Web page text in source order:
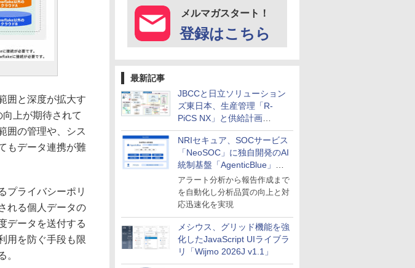
メルマガスタート！
登録はこちら
最新記事
JBCCと日立ソリューション
ズ東日本、生産管理「R-
PiCS NX」と供給計画
「scSQUARE ISP」の連携サ
ービスを提供開始
NRIセキュア、SOCサービス
「NeoSOC」に独自開発のAI
統制基盤「AgenticBlue」を
導入
アラート分析から報告作成まで
を自動化し分析品質の向上と対
応迅速化を実現
メシウス、グリッド機能を強
化したJavaScript UIライブラ
リ「Wijmo 2026J v1.1」
囲と深度が拡大す
上が期待されて
囲の管理や、シス
もデータ連携が難
プライバシーポリ
れる個人データの
データを送付する
用を防ぐ手段も限
。